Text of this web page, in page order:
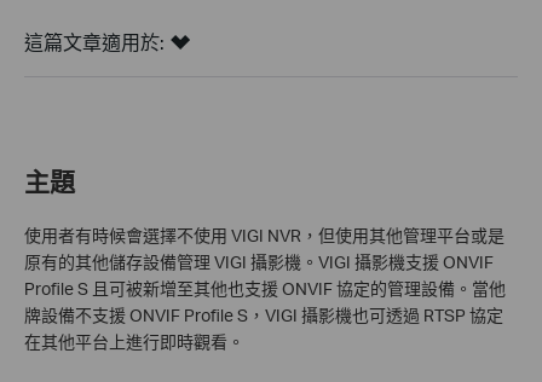
這篇文章適用於:
主題
使用者有時候會選擇不使用 VIGI NVR，但使用其他管理平台或是
原有的其他儲存設備管理 VIGI 攝影機。VIGI 攝影機支援 ONVIF
Profile S 且可被新增至其他也支援 ONVIF 協定的管理設備。當他
牌設備不支援 ONVIF Profile S，VIGI 攝影機也可透過 RTSP 協定
在其他平台上進行即時觀看。